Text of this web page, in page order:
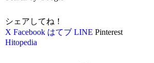
シェアしてね！
X Facebook はてブ LINE Pinterest
Hitopedia